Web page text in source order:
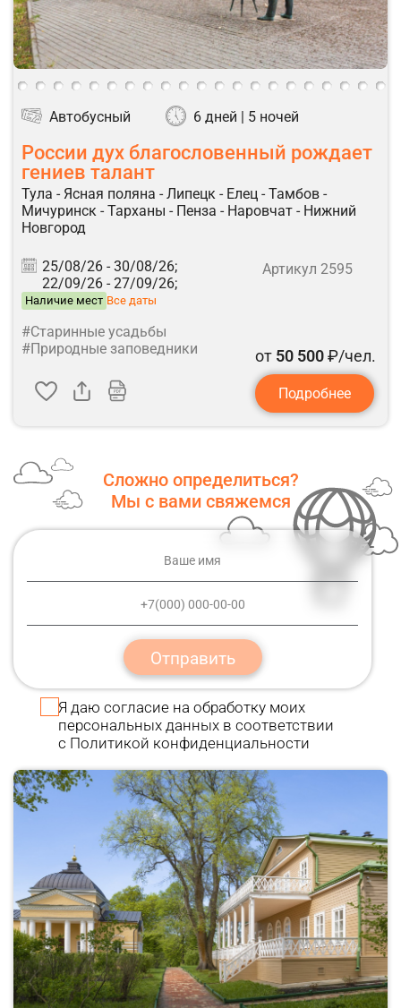
Автобусный 6 дней | 5 ночей
России дух благословенный рождает
гениев талант
Тула - Ясная поляна - Липецк - Елец - Тамбов -
Мичуринск - Тарханы - Пенза - Наровчат - Нижний
Новгород
25/08/26 - 30/08/26;
22/09/26 - 27/09/26;
Наличие мест Все даты
Артикул 2595
#Старинные усадьбы
#Природные заповедники
от 50 500₽/чел.
Подробнее
Сложно определиться?
Мы с вами свяжемся
Отправить
Я даю согласиена обработку моих
персональных данных в соответствии
с Политикой конфиденциальности